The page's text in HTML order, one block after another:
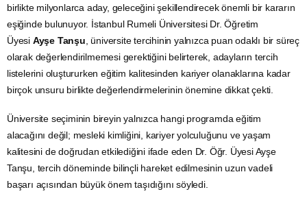
birlikte milyonlarca aday, geleceğini şekillendirecek önemli bir kararın
eşiğinde bulunuyor. İstanbul Rumeli Üniversitesi Dr. Öğretim
Üyesi Ayşe Tanşu , üniversite tercihinin yalnızca puan odaklı bir süreç
olarak değerlendirilmemesi gerektiğini belirterek, adayların tercih
listelerini oluştururken eğitim kalitesinden kariyer olanaklarına kadar
birçok unsuru birlikte değerlendirmelerinin önemine dikkat çekti.
Üniversite seçiminin bireyin yalnızca hangi programda eğitim
alacağını değil; mesleki kimliğini, kariyer yolculuğunu ve yaşam
kalitesini de doğrudan etkilediğini ifade eden Dr. Öğr. Üyesi Ayşe
Tanşu, tercih döneminde bilinçli hareket edilmesinin uzun vadeli
başarı açısından büyük önem taşıdığını söyledi.